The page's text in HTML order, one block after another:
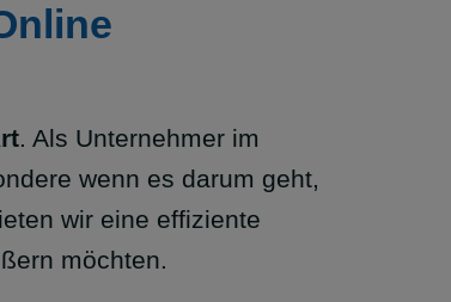
. Als Unternehmer im
wenn es darum geht,
wir eine effiziente
möchten.